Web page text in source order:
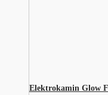
Elektrokamin Glow